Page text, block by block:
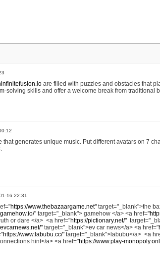
are filled with puzzles and obstacles that
solving skills and offer a welcome break from traditional
that generates unique music. Put different avatars on 7
16 22:31
https://www.thebazaargame.net" target="_blank">the
" target="_blank"> gamehow </a> <a href="
or dare </a> <a href="https://pictionary.net/"
" target="_blank">ev car news</a> <a href="
https://www.labubu.cc/" target="_blank">labubu</a> <a
hint</a> <a href="https://www.play-